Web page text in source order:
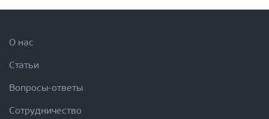
О нас
Статьи
Вопросы-ответы
Сотрудничество